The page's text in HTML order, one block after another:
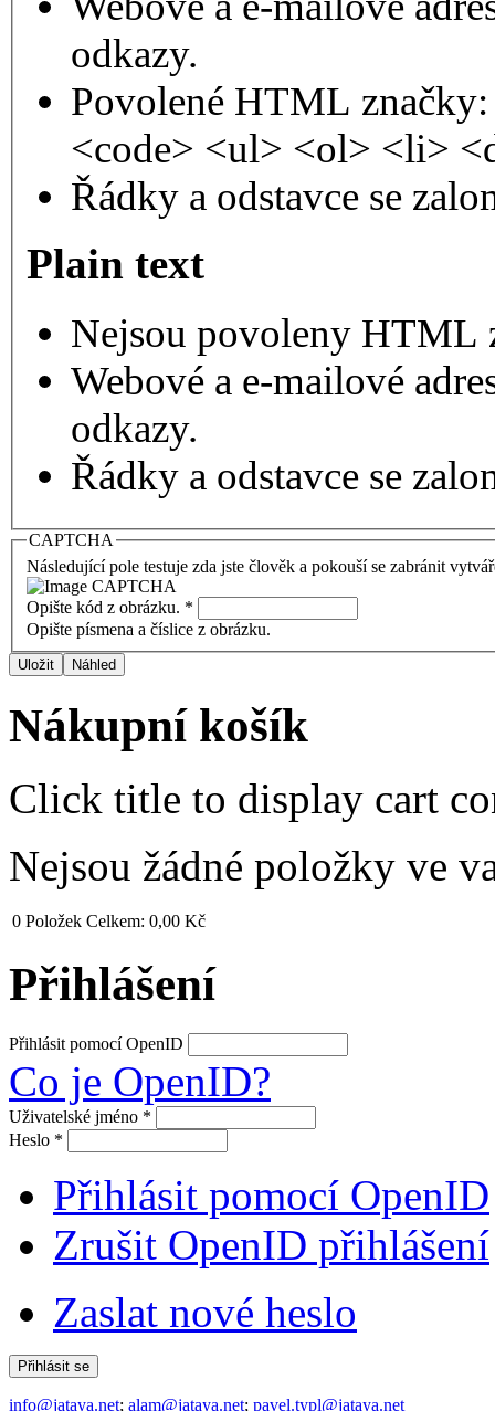
odkazy.
Povolené HTML
<code> <ul> <ol> <li>
Řádky a odstavce se
Plain text
Nejsou povoleny HTML
Webové a e-mailové
odkazy.
Řádky a odstavce se
CAPTCHA
Následující pole testuje zda jste člověk a pokouší se zabránit
Opište kód z obrázku. *
Opište písmena a číslice z obrázku.
Nákupní košík
Click title to display cart
Nejsou žádné položky ve
0 Položek Celkem: 0,00 Kč
Přihlášení
Přihlásit pomocí OpenID
Co je OpenID?
Uživatelské jméno *
Heslo *
Přihlásit pomocí OpenID
Zrušit OpenID přihlášení
Zaslat nové heslo
info@jataya.net; alam@jataya.net; pavel.typl@jataya.net